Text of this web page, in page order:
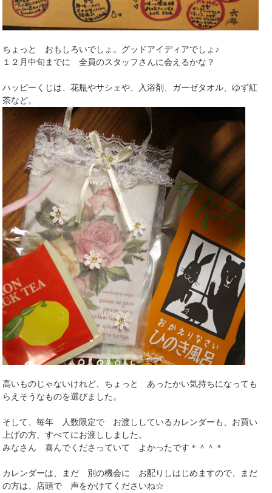
ちょっと おもしろいでしょ。グッドアイディアでしょ♪
１２月中旬までに 全員のスタッフさんに会えるかな？
ハッピーくじは、花瓶やサシェや、入浴剤、ガーゼタオル、ゆず紅
茶など。
高いものじゃないけれど、ちょっと あったかい気持ちになっても
らえそうなものを選びました。
そして、毎年 人数限定で お渡ししているカレンダーも、お買い
上げの方、すべてにお渡ししました。
みなさん 喜んでくださっていて よかったです＊＾＾＊
カレンダーは、まだ 別の機会に お配りしはじめますので、まだ
の方は、店頭で 声をかけてくださいね☆